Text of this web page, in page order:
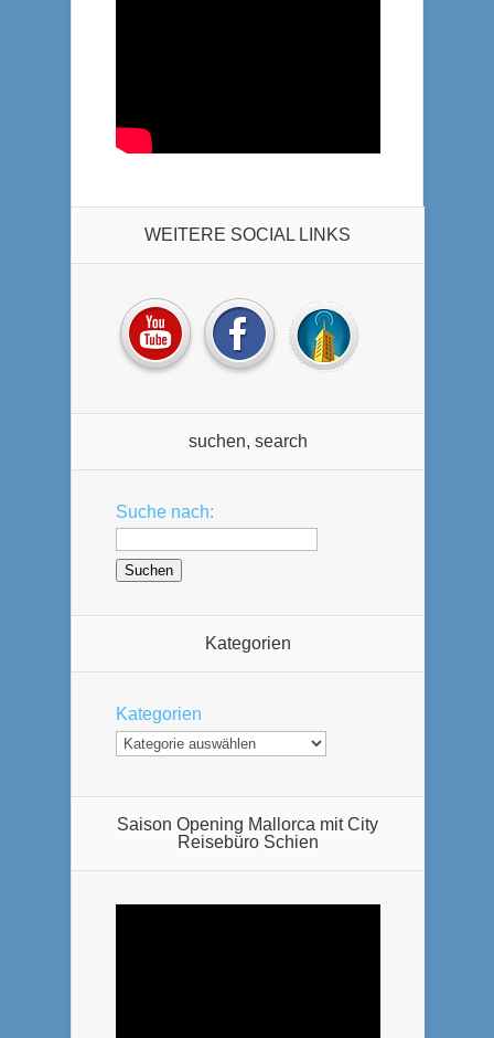
WEITERE SOCIAL LINKS
suchen, search
Suche nach:
Kategorien
Kategorien
Saison Opening Mallorca mit City
Reisebüro Schien